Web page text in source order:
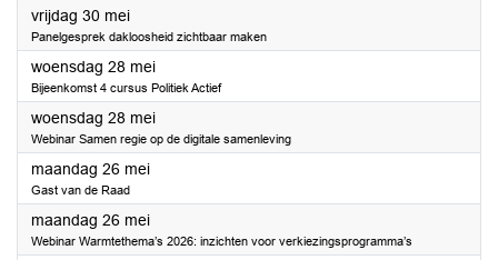
vrijdag 30 mei2025
Panelgesprek dakloosheid zichtbaar maken
woensdag 28 mei2025
Bijeenkomst 4 cursus Politiek Actief
woensdag 28 mei2025
Webinar Samen regie op de digitale samenleving
maandag 26 mei2025
Gast van de Raad
maandag 26 mei2025
Webinar Warmtethema’s 2026: inzichten voor verkiezingsprogramma’s